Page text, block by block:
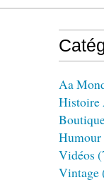
Aa
Histoire
Humour
Vidéos
Vintage